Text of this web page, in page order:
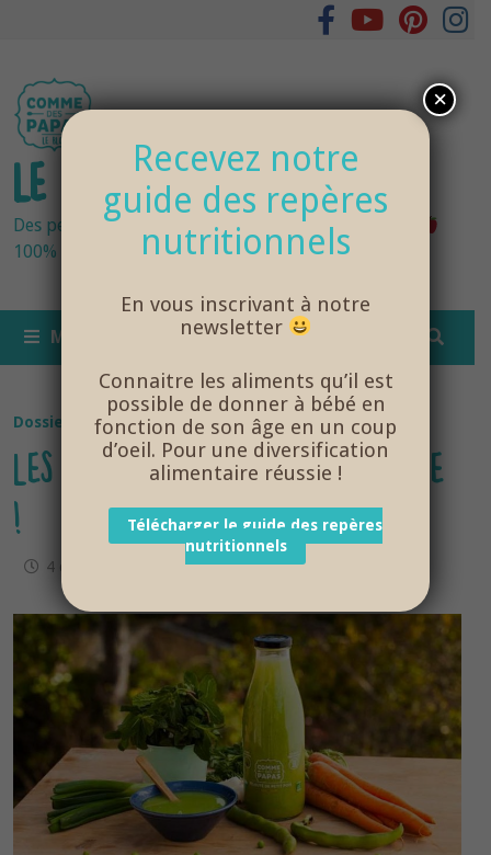
LE BLOG DES PAPAS
Des petits pots bébés fraîchement cuisinés
100% bio et de saison… et cela change tout !
MENU
Dossier Santé Bébé/ NutriSanté
LES BÉBÉS SE METTENT AU VERRE
!
4 décembre 2017
Recevez notre
guide des repères
nutritionnels
En vous inscrivant à notre
newsletter
Connaitre les aliments qu’il est
possible de donner à bébé en
fonction de son âge en un coup
d’oeil. Pour une diversification
alimentaire réussie !
Télécharger le guide des repères
nutritionnels
×